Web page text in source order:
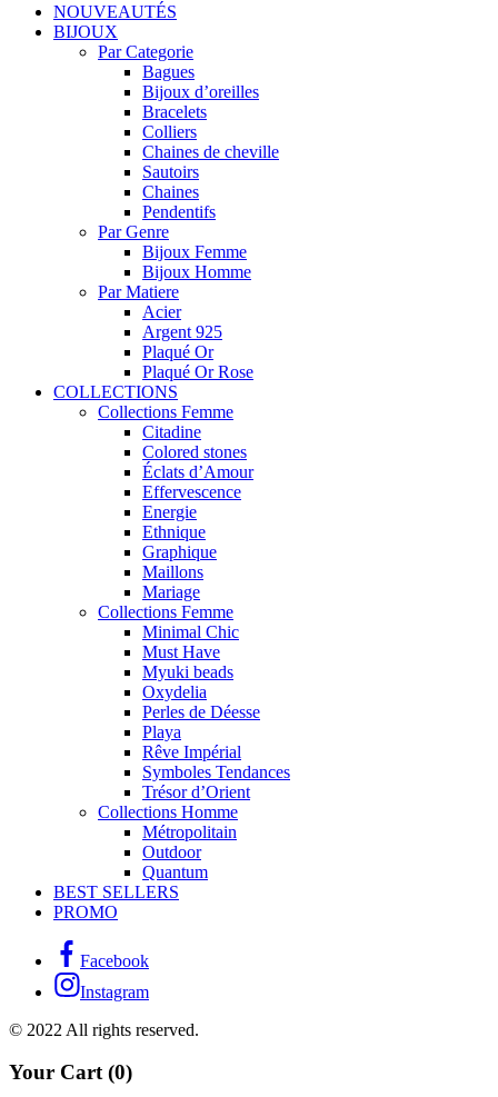
NOUVEAUTÉS
BIJOUX
Par Categorie
Bagues
Bijoux d’oreilles
Bracelets
Colliers
Chaines de cheville
Sautoirs
Chaines
Pendentifs
Par Genre
Bijoux Femme
Bijoux Homme
Par Matiere
Acier
Argent 925
Plaqué Or
Plaqué Or Rose
COLLECTIONS
Collections Femme
Citadine
Colored stones
Éclats d’Amour
Effervescence
Energie
Ethnique
Graphique
Maillons
Mariage
Collections Femme
Minimal Chic
Must Have
Myuki beads
Oxydelia
Perles de Déesse
Playa
Rêve Impérial
Symboles Tendances
Trésor d’Orient
Collections Homme
Métropolitain
Outdoor
Quantum
BEST SELLERS
PROMO
Facebook
Instagram
© 2022 All rights reserved.
Your Cart(0)